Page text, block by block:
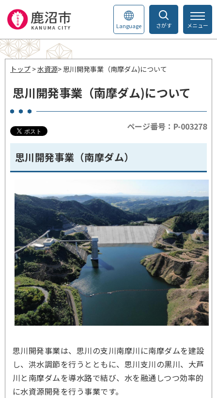
さがす
Language メニュー
トップ >水資源> 思川開発事業（南摩ダム)について
思川開発事業（南摩ダム)について
ページ番号：P-003278
思川開発事業（南摩ダム）
思川開発事業は、思川の支川南摩川に南摩ダムを建設
し、洪水調節を行うとともに、思川支川の黒川、大芦
川と南摩ダムを導水路で結び、水を融通しつつ効率的
に水資源開発を行う事業です。